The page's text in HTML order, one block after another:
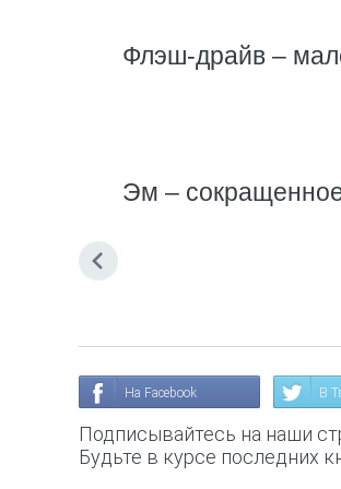
Флэш-драйв –
Эм –
На Facebook В
Подписывайтесь на наши
Будьте в курсе последних